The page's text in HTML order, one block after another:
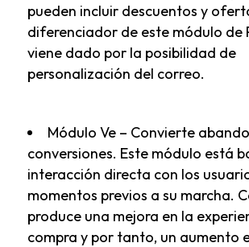
pueden incluir descuentos y
diferenciador de este módulo de
viene dado por la posibilidad de
personalización del correo.
Módulo Ve – Convierte
conversiones. Este módulo está
interacción directa con los
momentos previos a su marcha.
produce una mejora en la
compra y por tanto, un aumento